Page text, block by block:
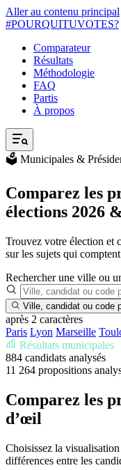
Aller au contenu principal
#POURQUITUVOTES?
Comparateur
Résultats
Méthodologie
FAQ
Partis
À propos
🗳️ Municipales &
Comparez les
élections 2026
Trouvez votre élection et
sur les sujets qui
Rechercher une ville ou
Ville, candidat ou code
après 2 caractères
Paris Lyon Marseille
Résultats municipales
884 candidats analysés
11 264 propositions
Comparez les
d’œil
Choisissez la
différences entre les